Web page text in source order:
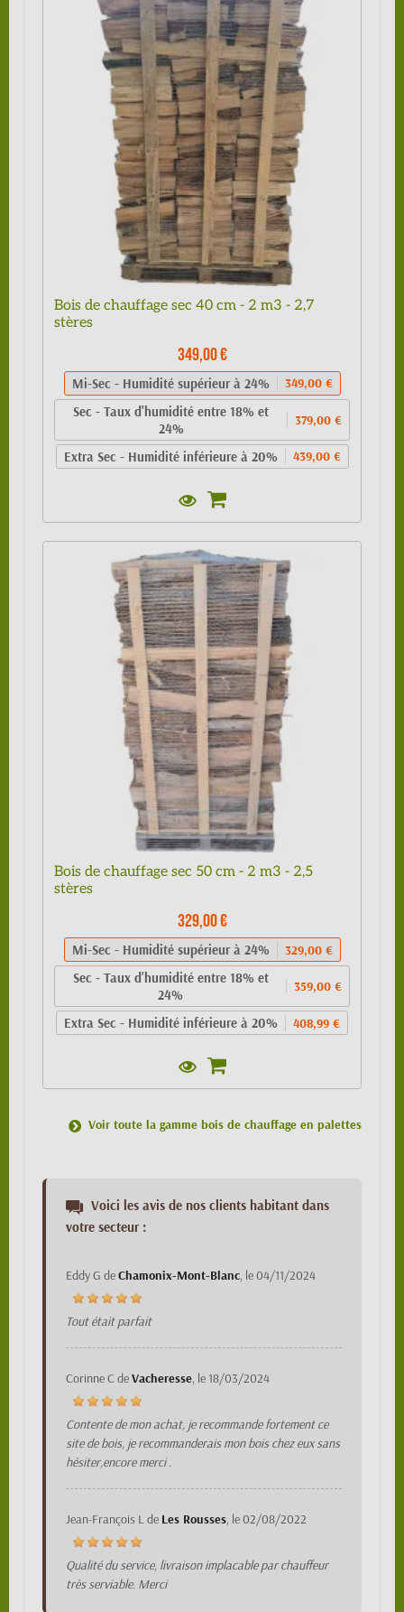
Bois de chauffage sec 40 cm - 2 m3 - 2,7
stères
349,00 €
Mi-Sec - Humidité supérieur à 24% 349,00 €
Sec - Taux d'humidité entre 18% et
24%
379,00 €
Extra Sec - Humidité inférieure à 20% 439,00 €
Bois de chauffage sec 50 cm - 2 m3 - 2,5
stères
329,00 €
Mi-Sec - Humidité supérieur à 24% 329,00 €
Sec - Taux d'humidité entre 18% et
24%
359,00 €
Extra Sec - Humidité inférieure à 20% 408,99 €
Voir toute la gamme bois de chauffage en palettes
Voici les avis de nos clients habitant dans
votre secteur :
Eddy G deChamonix-Mont-Blanc, le04/11/2024
Tout était parfait
Corinne CdeVacheresse, le 18/03/2024
Contente de mon achat, je recommande fortement ce
site de bois, je recommanderais mon bois chez eux sans
hésiter,encore merci .
Jean-François Lde Les Rousses, le02/08/2022
Qualité du service, livraison implacable par chauffeur
très serviable. Merci